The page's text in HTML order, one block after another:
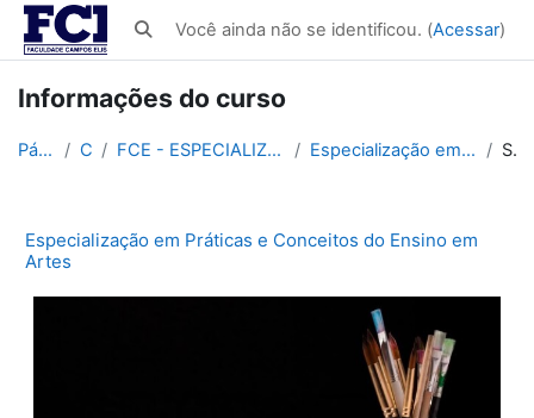
Ir para o conteúdo principal
Alternar entrada de pesquisa
Você ainda não se identificou. (Acessar)
Informações do curso
Página inicial Cursos FCE - ESPECIALIZAÇÃO LATO SENSU EM EDUCAÇÃO 560h Especialização em Práticas e Conceitos do Ensino em Artes Sumário
Especialização em Práticas e Conceitos do Ensino em
Artes